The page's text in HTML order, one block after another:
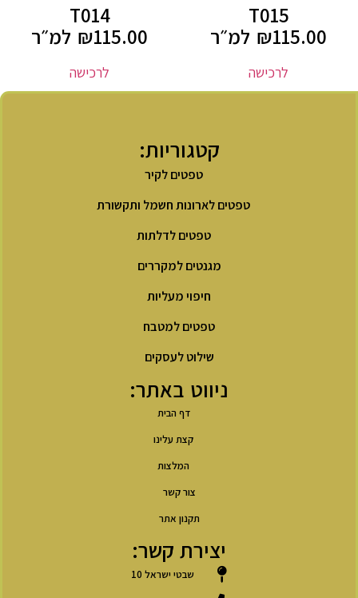
T015
₪115.00 למ״ר
לרכישה
T014
₪115.00 למ״ר
לרכישה
קטגוריות:
טפטים לקיר
טפטים לארונות חשמל ותקשורת
טפטים לדלתות
מגנטים למקררים
חיפוי מעליות
טפטים למטבח
שילוט לעסקים
ניווט באתר:
דף הבית
קצת עלינו
המלצות
צור קשר
תקנון אתר
יצירת קשר:
שבטי ישראל 10